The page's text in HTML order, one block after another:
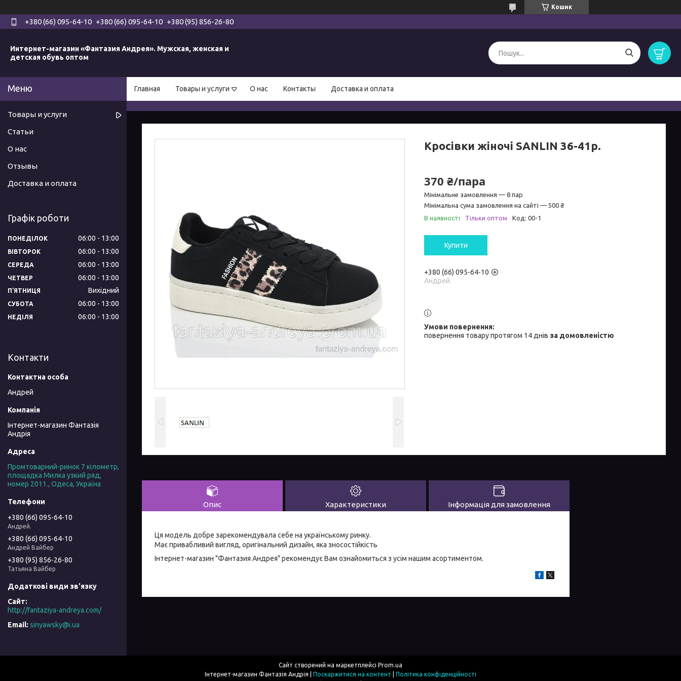
Кошик
+380 (66) 095-64-10 +380 (66) 095-64-10 +380 (95) 856-26-80
Интернет-магазин «Фантазия Андрея». Мужская, женская и
детская обувь оптом
Главная Товары и услуги О нас Контакты Доставка и оплата
Кросівки жіночі SANLIN 36-41р.
370 ₴/пара
Мінімальне замовлення — 8 пар
Мінімальна сума замовлення на сайті — 500 ₴
В наявності
Тільки оптом Код: 00-1
Купити
+380 (66) 095-64-10
Андрей.
повернення товару протягом 14 днів за домовленістю
Опис Характеристики Інформація для замовлення
Ця модель добре зарекомендувала себе на українському ринку.
Має привабливий вигляд, оригінальний дизайн, яка зносостійкість
Інтернет-магазин "Фантазия Андрея" рекомендує Вам ознайомиться з усім нашим асортиментом.
Товары и услуги
Статьи
О нас
Отзывы
Доставка и оплата
Графік роботи
ПОНЕДІЛОК 06:00 13:00
ВІВТОРОК 06:00 13:00
СЕРЕДА 06:00 13:00
ЧЕТВЕР 06:00 13:00
ПʼЯТНИЦЯ Вихідний
СУБОТА 06:00 13:00
НЕДІЛЯ 06:00 13:00
Контакти
Андрей
Інтернет-магазин Фантазія
Андрія
Промтоварний-ринок 7 кілометр,
площадка Милка узкий ряд,
номер 2011., Одеса, Україна
+380 (66) 095-64-10
Андрей.
+380 (66) 095-64-10
Андрей Вайбер
+380 (95) 856-26-80
Татьяна Вайбер
http://fantaziya-andreya.com/
sinyawsky@i.ua
Сайт створений на маркетплейсі Prom.ua
Поскаржитися на контент
Політика конфіденційності